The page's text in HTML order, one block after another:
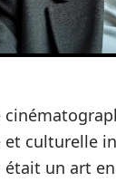
culturelle
était un art